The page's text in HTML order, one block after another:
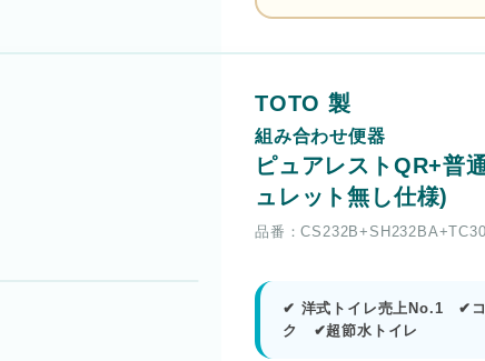
TOTO 製
組み合わせ便器
ピュアレストQR+普
ュレット無し仕様)
品番：
✔ 洋式トイレ売上No.1 ✔コ
ク ✔超節水トイレ